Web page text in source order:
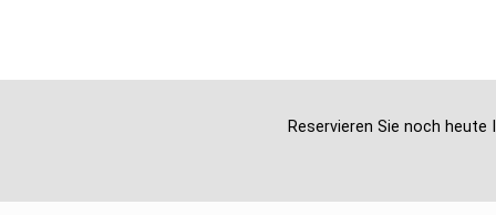
Reservieren Sie noch